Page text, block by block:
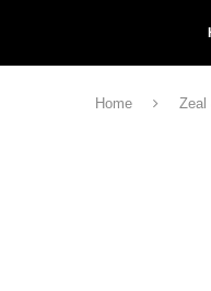
Home Zeal